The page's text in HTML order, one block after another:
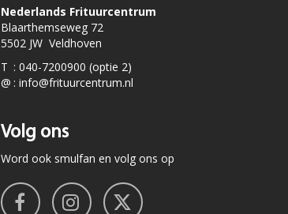
Nederlands Frituurcentrum
Blaarthemseweg 72
5502 JW Veldhoven
T : 040-7200900 (optie 2)
@ : info@frituurcentrum.nl
Volg ons
Word ook smulfan en volg ons op